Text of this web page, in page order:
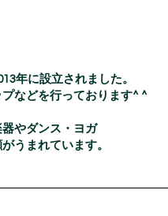
年に設立されました。
などを行っております^ ^
やダンス・ヨガ
うまれています。